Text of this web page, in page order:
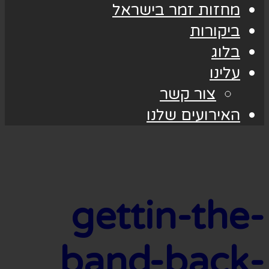
מחזות זמר בישראל
ביקורות
בלוג
עלינו
צור קשר
האירועים שלנו
gettin-the-